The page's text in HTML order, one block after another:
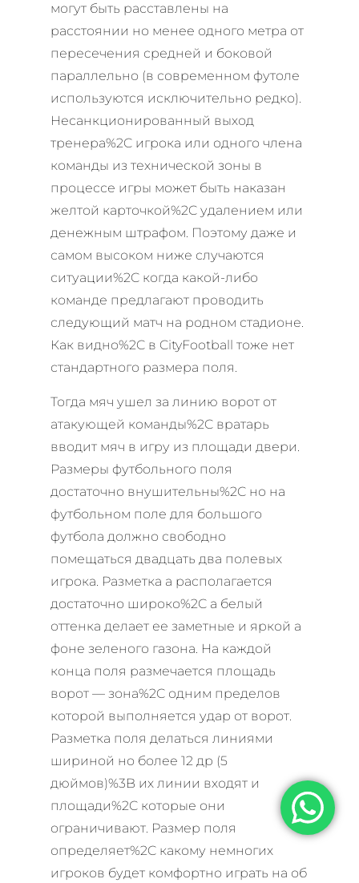
могут быть расставлены на
расстоянии но менее одного метра от
пересечения средней и боковой
параллельно (в современном футоле
используются исключительно редко).
Несанкционированный выход
тренера%2C игрока или одного члена
команды из технической зоны в
процессе игры может быть наказан
желтой карточкой%2C удалением или
денежным штрафом. Поэтому даже и
самом высоком ниже случаются
ситуации%2C когда какой-либо
команде предлагают проводить
следующий матч на родном стадионе.
Как видно%2C в CityFootball тоже нет
стандартного размера поля.
Тогда мяч ушел за линию ворот от
атакующей команды%2C вратарь
вводит мяч в игру из площади двери.
Размеры футбольного поля
достаточно внушительны%2C но на
футбольном поле для большого
футбола должно свободно
помещаться двадцать два полевых
игрока. Разметка а располагается
достаточно широко%2C а белый
оттенка делает ее заметные и яркой а
фоне зеленого газона. На каждой
конца поля размечается площадь
ворот — зона%2C одним пределов
которой выполняется удар от ворот.
Разметка поля делаться линиями
шириной но более 12 др (5
дюймов)%3B их линии входят и
площади%2C которые они
ограничивают. Размер поля
определяет%2C какому немногих
игроков будет комфортно играть на об